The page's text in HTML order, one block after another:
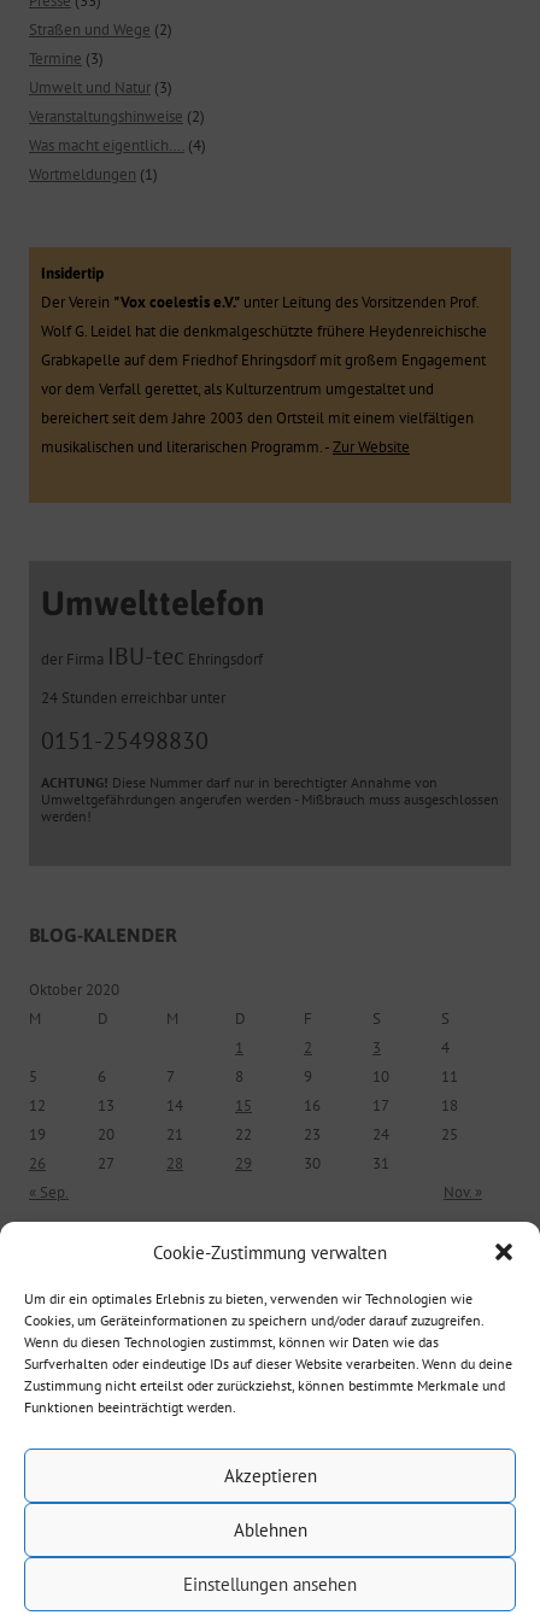
Cookie-Zustimmung verwalten
Um dir ein optimales Erlebnis zu bieten, verwenden wir Technologien wie
Cookies, um Geräteinformationen zu speichern und/oder darauf zuzugreifen.
Wenn du diesen Technologien zustimmst, können wir Daten wie das
Surfverhalten oder eindeutige IDs auf dieser Website verarbeiten. Wenn du deine
Zustimmung nicht erteilst oder zurückziehst, können bestimmte Merkmale und
Funktionen beeinträchtigt werden.
Akzeptieren
Ablehnen
Einstellungen ansehen
Straßen und Wege (2)
Termine (3)
Umwelt und Natur (3)
Veranstaltungshinweise (2)
Was macht eigentlich…. (4)
Wortmeldungen (1)
Insidertip
Der Verein "Vox coelestis e.V." unter Leitung des Vorsitzenden Prof.
Wolf G. Leidel hat die denkmalgeschützte frühere Heydenreichische
Grabkapelle auf dem Friedhof Ehringsdorf mit großem Engagement
vor dem Verfall gerettet, als Kulturzentrum umgestaltet und
bereichert seit dem Jahre 2003 den Ortsteil mit einem vielfältigen
musikalischen und literarischen Programm. -Zur Website
Umwelttelefon
der Firma IBU-tec Ehringsdorf
24 Stunden erreichbar unter
0151-25498830
ACHTUNG! Diese Nummer darf nur in berechtigter Annahme von
Umweltgefährdungen angerufen werden - Mißbrauch muss ausgeschlossen
werden!
BLOG-KALENDER
Oktober 2020
M
D M D F S
S
1
2 3
4
5
6 7 8 9 10
11
12
13 14 15 16 17
18
19
20 21 22 23 24
25
26
27 28 29 30
31
« Sep.
Nov. »
Ältere Beiträge
Datenschutz Mit Stolz präsentiert von WordPress